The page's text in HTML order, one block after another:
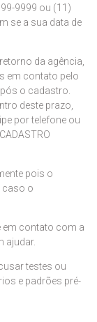
9999 ou (11)
se a sua data de
da agência,
em contato pelo
o cadastro.
deste prazo,
por telefone ou
pois o
caso o
em contato com a
ajudar.
testes ou
e padrões pré-